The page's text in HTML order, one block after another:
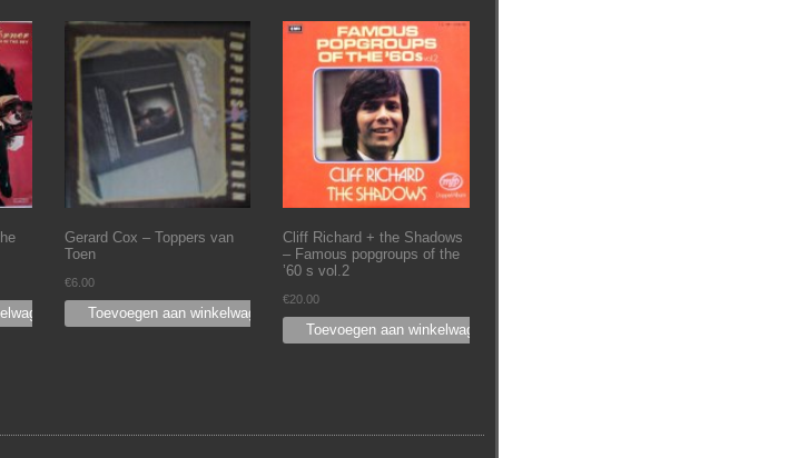
Gerard Cox – Toppers van
Toen
€6.00
Toevoegen aan winkelwagen
Cliff Richard + the Shadows
– Famous popgroups of the
’60 s vol.2
€20.00
Toevoegen aan winkelwagen